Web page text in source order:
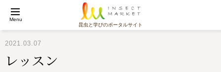
昆虫と学びのポータルサイト
Menu
2021.03.07
レッスン